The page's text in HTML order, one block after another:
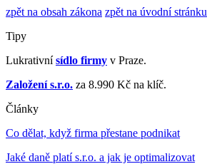
zpět na obsah zákona zpět na úvodní stránku
Tipy
Lukrativnísídlo firmy v Praze.
Založení s.r.o. za 8.990 Kč na klíč.
Články
Co dělat, když firma přestane podnikat
Jaké daně platí s.r.o. a jak je optimalizovat